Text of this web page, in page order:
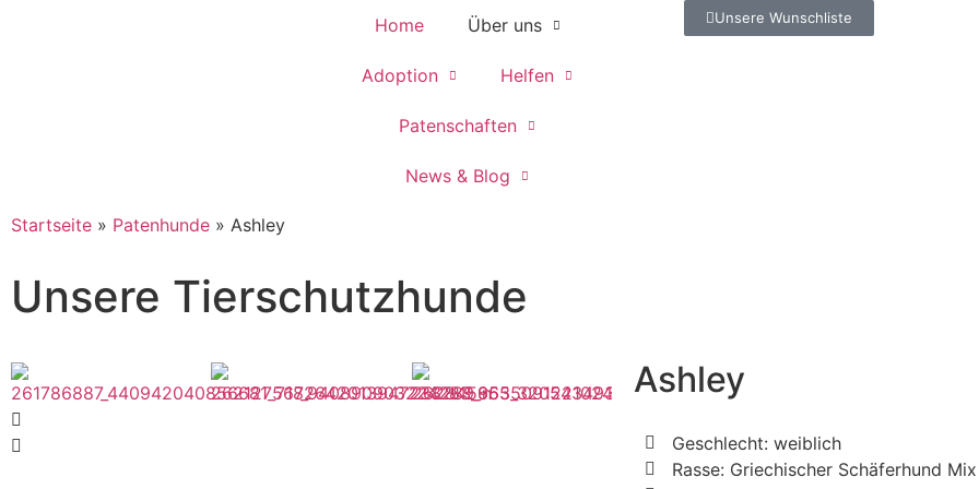
Home Über uns
Adoption Helfen
Patenschaften
News & Blog
Unsere Wunschliste
Startseite » Patenhunde » Ashley
Unsere Tierschutzhunde
Ashley
Geschlecht: weiblich
Rasse: Griechischer Schäferhund Mix